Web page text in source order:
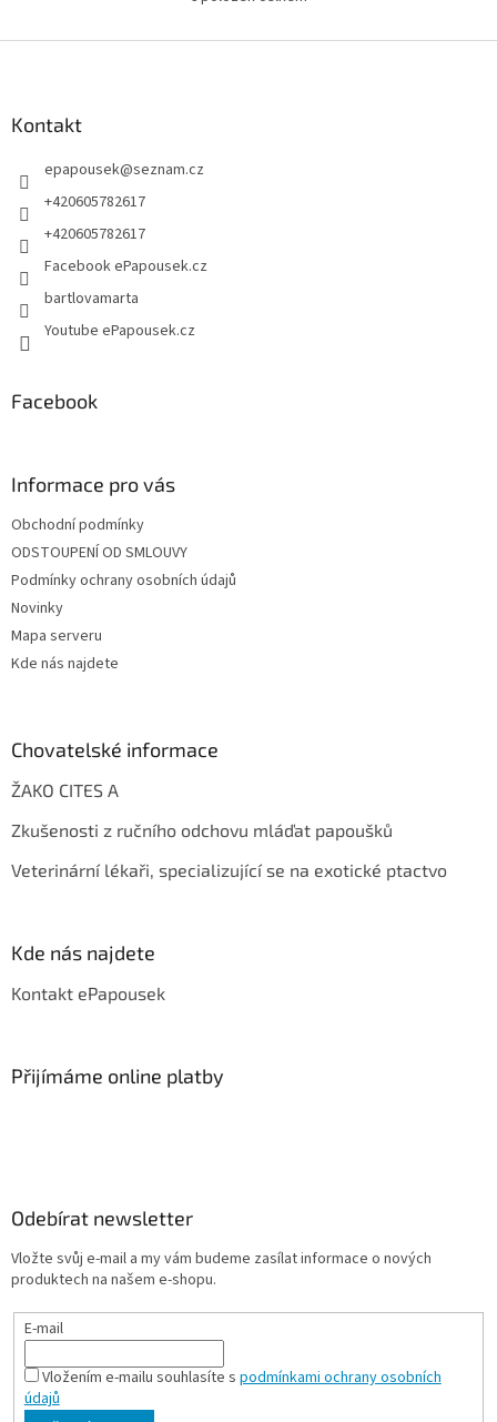
O
l
Kontakt
epapousek@seznam.cz
+420605782617
+420605782617
Facebook ePapousek.cz
bartlovamarta
Youtube ePapousek.cz
Facebook
Informace pro vás
Obchodní podmínky
ODSTOUPENÍ OD SMLOUVY
Podmínky ochrany osobních údajů
Novinky
Mapa serveru
Kde nás najdete
Chovatelské informace
ŽAKO CITES A
Zkušenosti z ručního odchovu mláďat papoušků
Veterinární lékaři, specializující se na exotické ptactvo
Kde nás najdete
Kontakt ePapousek
Přijímáme online platby
Odebírat newsletter
Vložte svůj e-mail a my vám budeme zasílat informace o nových
produktech na našem e-shopu.
E-mail
Vložením e-mailu souhlasíte s podmínkami ochrany osobních
údajů